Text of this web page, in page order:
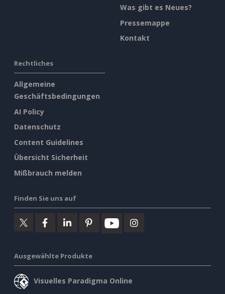
Was gibt es Neues?
Pressemappe
Kontakt
Rechtliches
Allgemeine
Geschäftsbedingungen
AI Policy
Datenschutz
Content Guidelines
Übersicht Sicherheit
Mißbrauch melden
Finden Sie uns auf
Ausgewählte Produkte
Visuelles Paradigma Online